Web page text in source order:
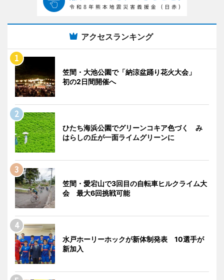
アクセスランキング
笠間・大池公園で「納涼盆踊り花火大会」
初の2日間開催へ
ひたち海浜公園でグリーンコキア色づく み
はらしの丘が一面ライムグリーンに
笠間・愛宕山で3回目の自転車ヒルクライム大
会 最大6回挑戦可能
水戸ホーリーホックが新体制発表 10選手が
新加入